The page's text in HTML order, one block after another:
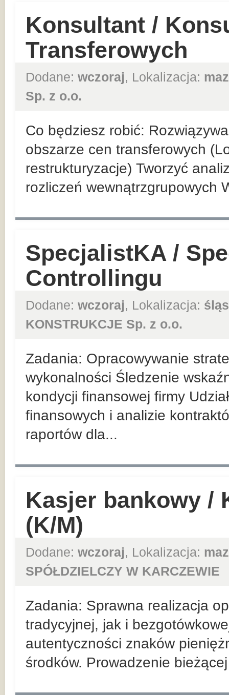
Konsultant /
Transferowych
Dodane: wczoraj, Lokalizacja:
Sp. z o.o.
Co będziesz robić:
obszarze cen transferowych
restrukturyzacje) Tworzyć
rozliczeń wewnątrzgrupowych
SpecjalistKA /
Controllingu
Dodane: wczoraj, Lokalizacja:
KONSTRUKCJE Sp. z o.o.
Zadania: Opracowywanie
wykonalności Śledzenie
kondycji finansowej firmy
finansowych i analizie
raportów dla...
Kasjer bankowy /
(K/M)
Dodane: wczoraj, Lokalizacja:
SPÓŁDZIELCZY W KARCZEWIE
Zadania: Sprawna realizacja
tradycyjnej, jak i
autentyczności znaków
środków. Prowadzenie